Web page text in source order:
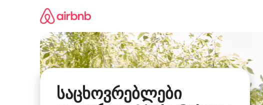
საცხოვრებლები